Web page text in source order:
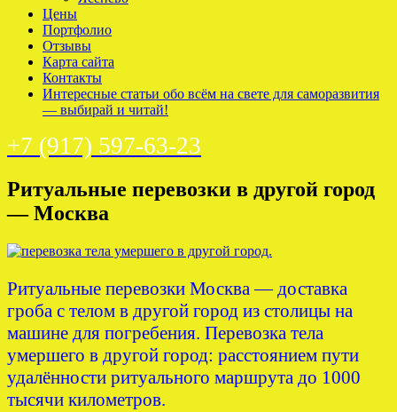
Цены
Портфолио
Отзывы
Карта сайта
Контакты
Интересные статьи обо всём на свете для саморазвития
— выбирай и читай!
+7 (917) 597-63-23
Ритуальные перевозки в другой город
— Москва
Ритуальные перевозки Москва — доставка
гроба с телом в другой город из столицы на
машине для погребения. Перевозка тела
умершего в другой город: расстоянием пути
удалённости ритуального маршрута до 1000
тысячи километров.